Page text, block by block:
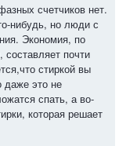
счетчиков нет.
нибудь, но люди с
Экономия, по
почти
стиркой вы
даже это не
спать, а во-
которая решает